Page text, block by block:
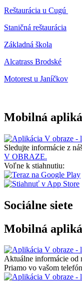
Reštaurácia u Cugú
Staničná reštaurácia
Základná škola
Alcatrass Brodské
Motorest u Janíčkov
Mobilná
Sledujte informácie z
V OBRAZE.
Voľne k stiahnutiu:
Sociálne siete
Mobilná
Aktuálne informácie od
Priamo vo vašom